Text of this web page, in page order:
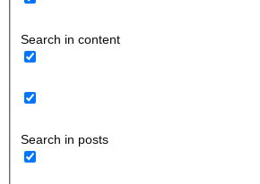
Search in content
Search in posts